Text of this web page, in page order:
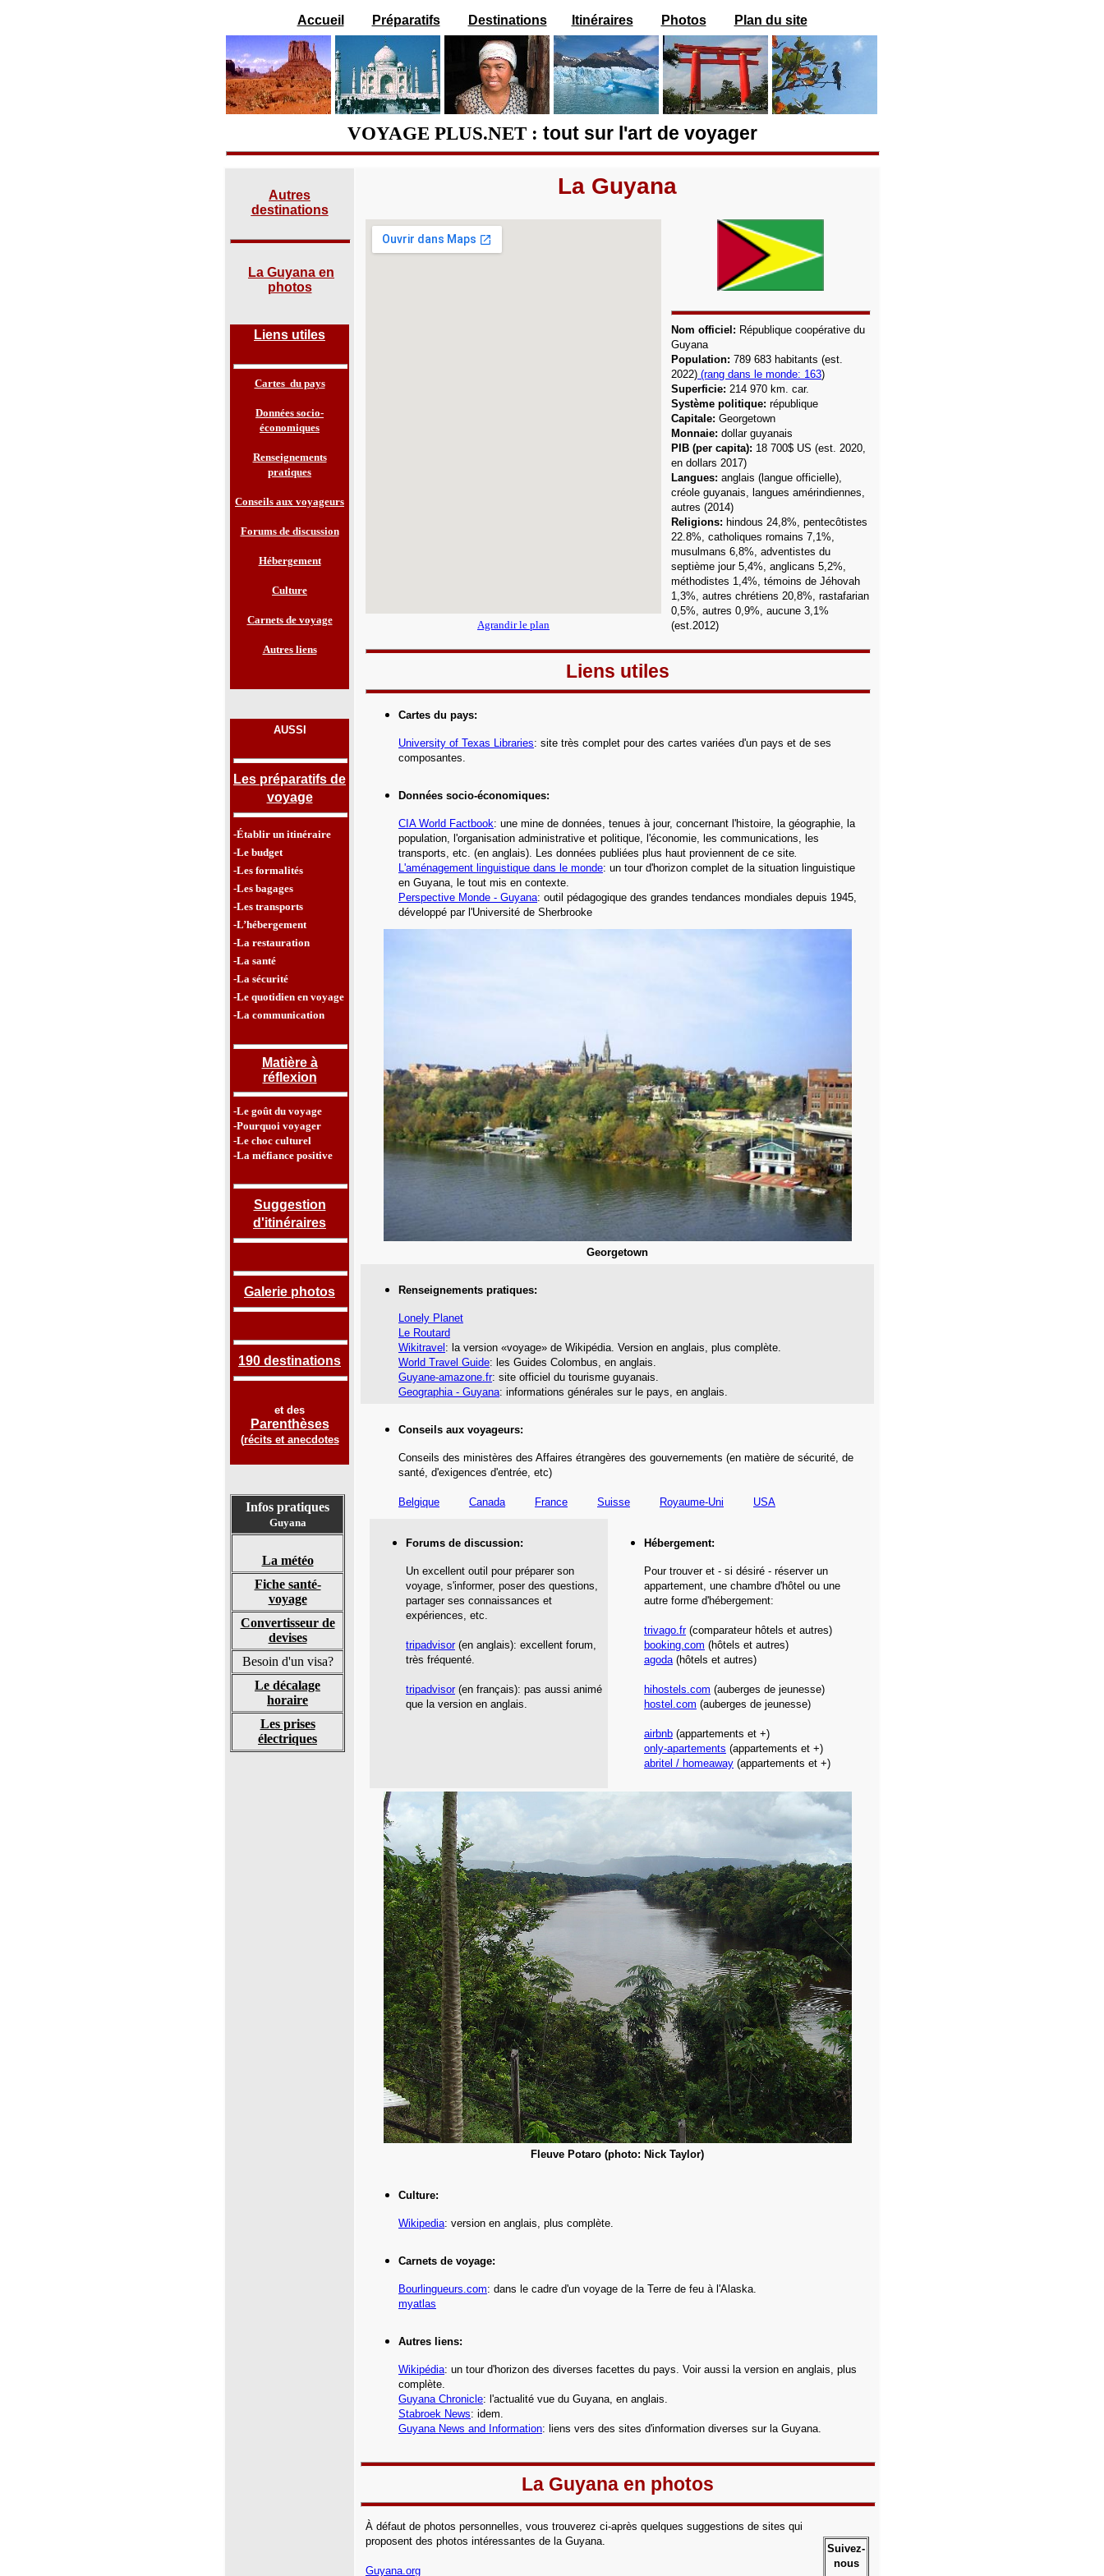
Accueil Préparatifs Destinations Itinéraires Photos Plan du site
VOYAGE PLUS.NET : tout sur l'art de voyager
Autres
destinations
La Guyana en
photos
Liens utiles
Cartes du pays
Données socio-
économiques
Renseignements
pratiques
Conseils aux voyageurs
Forums de discussion
Hébergement
Culture
Carnets de voyage
Autres liens
AUSSI
Les préparatifs de
voyage
-Établir un itinéraire
-Le budget
-Les formalités
-Les bagages
-Les transports
-L’hébergement
-La restauration
-La santé
-La sécurité
-Le quotidien en voyage
-La communication
Matière à
réflexion
-Le goût du voyage
-Pourquoi voyager
-Le choc culturel
-La méfiance positive
Suggestion
d'itinéraires
Galerie photos
190 destinations
et des
Parenthèses
(récits et anecdotes
Infos pratiques
Guyana
La météo
Fiche santé-
voyage
Convertisseur de
devises
Besoin d'un visa?
Le décalage
horaire
Les prises
électriques
La Guyana
Agrandir le plan
Nom officiel: République coopérative du
Guyana
Population: 789 683 habitants (est.
2022) (rang dans le monde: 163)
Superficie: 214 970 km. car.
Système politique: république
Capitale: Georgetown
Monnaie: dollar guyanais
PIB (per capita): 18 700$ US (est. 2020,
en dollars 2017)
Langues: anglais (langue officielle),
créole guyanais, langues amérindiennes,
autres (2014)
Religions: hindous 24,8%, pentecôtistes
22.8%, catholiques romains 7,1%,
musulmans 6,8%, adventistes du
septième jour 5,4%, anglicans 5,2%,
méthodistes 1,4%, témoins de Jéhovah
1,3%, autres chrétiens 20,8%, rastafarian
0,5%, autres 0,9%, aucune 3,1%
(est.2012)
Liens utiles
Cartes du pays:
University of Texas Libraries: site très complet pour des cartes variées d'un pays et de ses
composantes.
Données socio-économiques:
CIA World Factbook: une mine de données, tenues à jour, concernant l'histoire, la géographie, la
population, l'organisation administrative et politique, l'économie, les communications, les
transports, etc. (en anglais). Les données publiées plus haut proviennent de ce site.
L'aménagement linguistique dans le monde: un tour d'horizon complet de la situation linguistique
en Guyana, le tout mis en contexte.
Perspective Monde - Guyana: outil pédagogique des grandes tendances mondiales depuis 1945,
développé par l'Université de Sherbrooke
Georgetown
Renseignements pratiques:
Lonely Planet
Le Routard
Wikitravel : la version «voyage» de Wikipédia. Version en anglais, plus complète.
World Travel Guide: les Guides Colombus, en anglais.
Guyane-amazone.fr: site officiel du tourisme guyanais.
Geographia - Guyana: informations générales sur le pays, en anglais.
Conseils aux voyageurs:
Conseils des ministères des Affaires étrangères des gouvernements (en matière de sécurité, de
santé, d'exigences d'entrée, etc)
Belgique Canada France Suisse Royaume-Uni USA
Forums de discussion:
Un excellent outil pour préparer son
voyage, s'informer, poser des questions,
partager ses connaissances et
expériences, etc.
tripadvisor(en anglais): excellent forum,
très fréquenté.
tripadvisor(en français): pas aussi animé
que la version en anglais.
Hébergement:
Pour trouver et - si désiré - réserver un
appartement, une chambre d'hôtel ou une
autre forme d'hébergement:
trivago.fr(comparateur hôtels et autres)
booking.com (hôtels et autres)
agoda(hôtels et autres)
hihostels.com (auberges de jeunesse)
hostel.com (auberges de jeunesse)
airbnb (appartements et +)
only-apartements (appartements et +)
abritel / homeaway (appartements et +)
Fleuve Potaro (photo: Nick Taylor)
Culture:
Wikipedia: version en anglais, plus complète.
Carnets de voyage:
Bourlingueurs.com: dans le cadre d'un voyage de la Terre de feu à l'Alaska.
myatlas
Autres liens:
Wikipédia: un tour d'horizon des diverses facettes du pays. Voir aussi la version en anglais, plus
complète.
Guyana Chronicle: l'actualité vue du Guyana, en anglais.
Stabroek News: idem.
Guyana News and Information: liens vers des sites d'information diverses sur la Guyana.
La Guyana en photos
À défaut de photos personnelles, vous trouverez ci-après quelques suggestions de sites qui
proposent des photos intéressantes de la Guyana.
Guyana.org
Suivez-
nous